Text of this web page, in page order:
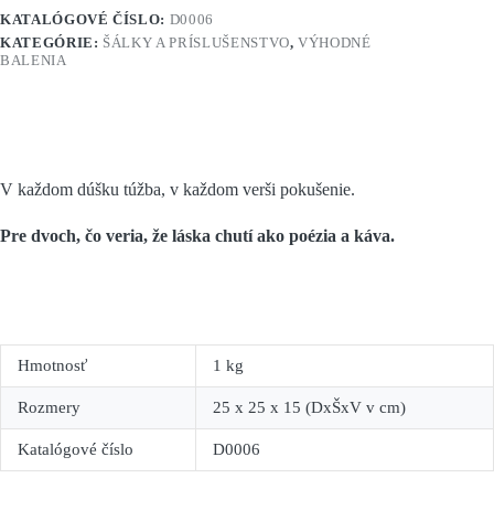
KATALÓGOVÉ ČÍSLO: D0006
KATEGÓRIE: ŠÁLKY A PRÍSLUŠENSTVO,VÝHODNÉ
BALENIA
V každom dúšku túžba, v každom verši pokušenie.
Pre dvoch, čo veria, že láska chutí ako poézia a káva.
Hmotnosť 1 kg
Rozmery 25 x 25 x 15 (DxŠxV v cm)
Katalógové číslo D0006